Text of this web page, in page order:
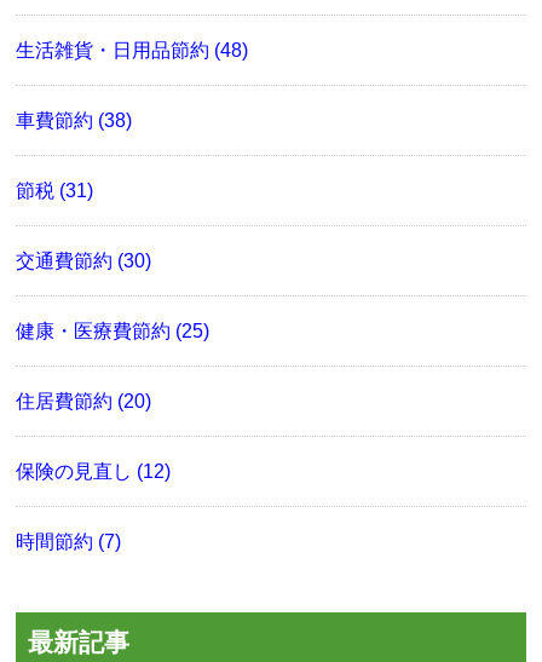
生活雑貨・日用品節約 (48)
車費節約 (38)
節税 (31)
交通費節約 (30)
健康・医療費節約 (25)
住居費節約 (20)
保険の見直し (12)
時間節約 (7)
最新記事